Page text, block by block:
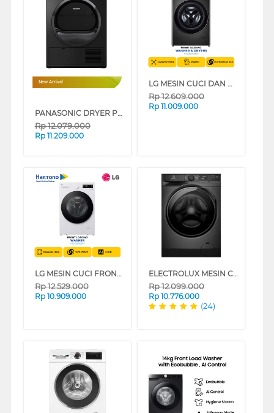
New Arrival
PANASONIC DRYER PENGERING ELECTRIC CARE+ EDITION 10.5 KG NHEH05JD1
Rp12.079.000
Rp 11.209.000
LG MESIN CUCI DAN DRYER PENGERING WASHER AND DRYERS 14 KG FV1414H2BA
Rp12.609.000
Rp 11.009.000
LG MESIN CUCI FRONT LOADING WASHER 15 KG F2515SNEW1
Rp12.529.000
Rp 10.909.000
ELECTROLUX MESIN CUCI FRONT LOADING WASHER 10 KG EWF1023P5SC
Rp12.099.000
Rp 10.776.000
(24)